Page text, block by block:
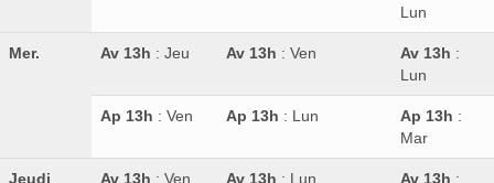
Lun
Mer. Av 13h : Jeu Av 13h : Ven Av 13h :
Lun
Ap 13h : Ven Ap 13h : Lun Ap 13h :
Mar
Jeudi Av 13h : Ven Av 13h : Lun Av 13h :